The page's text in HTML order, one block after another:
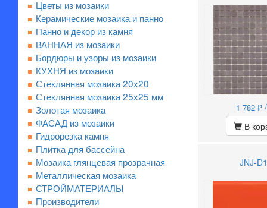
Цветы из мозаики
Керамические мозаика и панно
Панно и декор из камня
ВАННАЯ из мозаики
Бордюры и узоры из мозаики
КУХНЯ из мозаики
Стеклянная мозаика 20x20
Стеклянная мозаика 25х25 мм
Золотая мозаика
ФАСАД из мозаики
Гидрорезка камня
Плитка для бассейна
Мозаика глянцевая прозрачная
Металлическая мозаика
СТРОЙМАТЕРИАЛЫ
Производители
1 782 ₽
В
JNJ-